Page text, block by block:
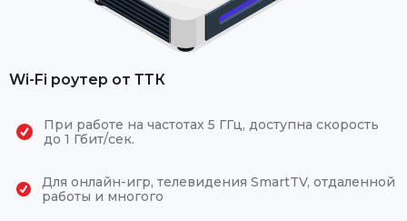
Wi-Fi роутер от ТТК
При работе на частотах 5 ГГц, доступна скорость
до 1 Гбит/сек.
Для онлайн-игр, телевидения SmartTV, отдаленной
работы и многого